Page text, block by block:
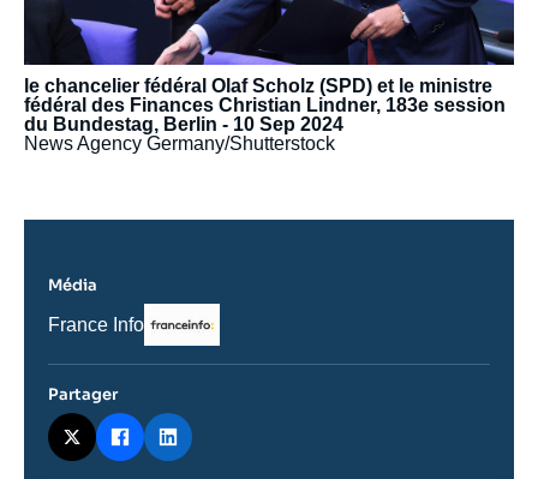
le chancelier fédéral Olaf Scholz (SPD) et le ministre
fédéral des Finances Christian Lindner, 183e session
du Bundestag, Berlin - 10 Sep 2024
News Agency Germany/Shutterstock
Média
Nom
journal,
ou
émission
France Info
Partager